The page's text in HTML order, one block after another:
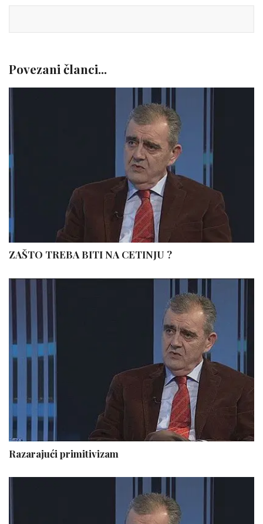
Povezani članci...
ZAŠTO TREBA BITI NA CETINJU ?
Razarajući primitivizam